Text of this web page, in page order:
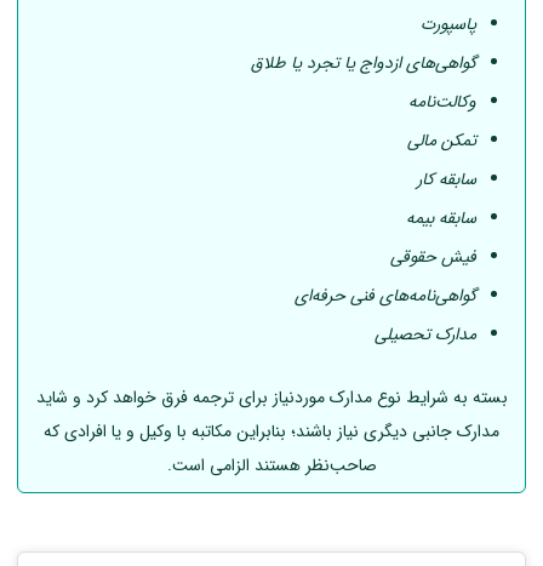
پاسپورت
گواهی‌های ازدواج یا تجرد یا طلاق
وکالت‌نامه
تمکن مالی
سابقه کار
سابقه بیمه
فیش حقوقی
گواهی‌نامه‌های فنی حرفه‌ای
مدارک تحصیلی
بسته به شرایط نوع مدارک موردنیاز برای ترجمه فرق خواهد کرد و شاید
مدارک جانبی دیگری نیاز باشند؛ بنابراین مکاتبه با وکیل و یا افرادی که
صاحب‌نظر هستند الزامی است.